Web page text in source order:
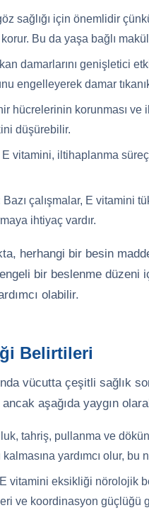
sağlığı için önemlidir
Bu da yaşa bağlı
damarlarını genişletici
engelleyerek damar
hücrelerinin korunması ve
düşürebilir.
E vitamini, iltihaplanma
Bazı çalışmalar, E vitamini
ihtiyaç vardır.
herhangi bir besin
bir beslenme düzeni
olabilir.
Belirtileri
vücutta çeşitli sağlık
aşağıda yaygın
tahriş, pullanma ve
yardımcı olur,
E vitamini eksikliği nörolojik
ve koordinasyon güçlüğü